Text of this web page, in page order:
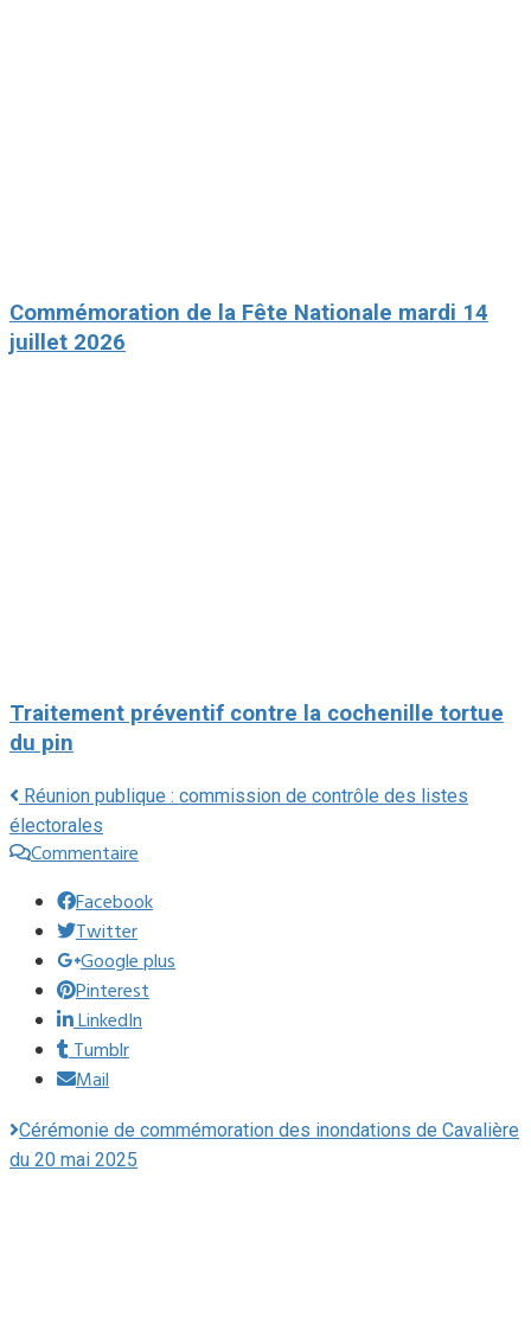
Commémoration de la Fête Nationale mardi 14
juillet 2026
Traitement préventif contre la cochenille tortue
du pin
Réunion publique : commission de contrôle des listes
électorales
Commentaire
Facebook
Twitter
Google plus
Pinterest
LinkedIn
Tumblr
Mail
Cérémonie de commémoration des inondations de Cavalière
du 20 mai 2025